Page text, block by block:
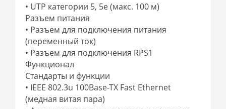
• UTP категории 5, 5e (макс. 100 м)
Разъем питания
• Разъем для подключения питания
(переменный ток)
• Разъем для подключения RPS1
Функционал
Стандарты и функции
• IEEE 802.3u 100Base-TX Fast Ethernet
(медная витая пара)